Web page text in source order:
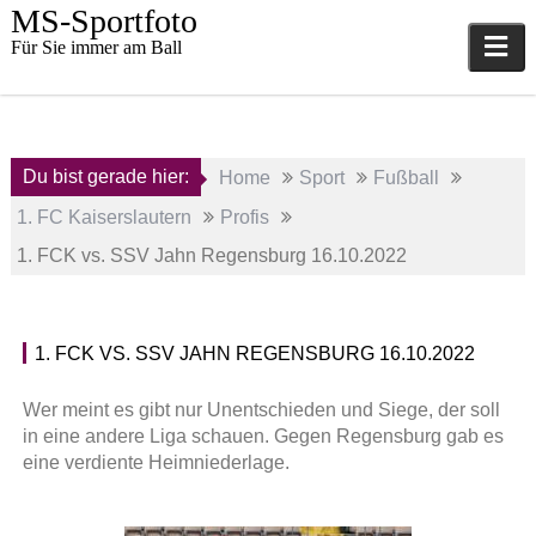
Skip
toMS-Sportfoto
Für Sie immer am Ball
Du bist gerade hier: Home Sport
Fußball
1. FC Kaiserslautern
Profis
1. FCK vs. SSV Jahn Regensburg 16.10.2022
Oktober
a
d
P
o
i
1. FCK VS. SSV JAHN REGENSBURG 16.10.2022
Wer meint es gibt nur Unentschieden und Siege, der soll
in eine andere Liga schauen. Gegen Regensburg gab es
eine verdiente Heimniederlage.